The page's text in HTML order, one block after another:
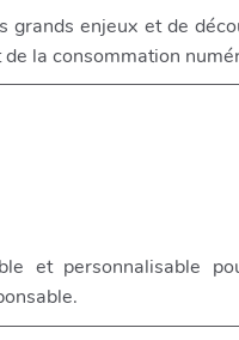
grands enjeux et de
la consommation
et personnalisable